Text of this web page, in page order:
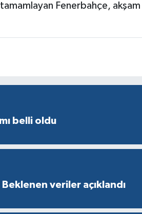
tamamlayan Fenerbahçe, akşam
belli oldu
Beklenen veriler açıklandı